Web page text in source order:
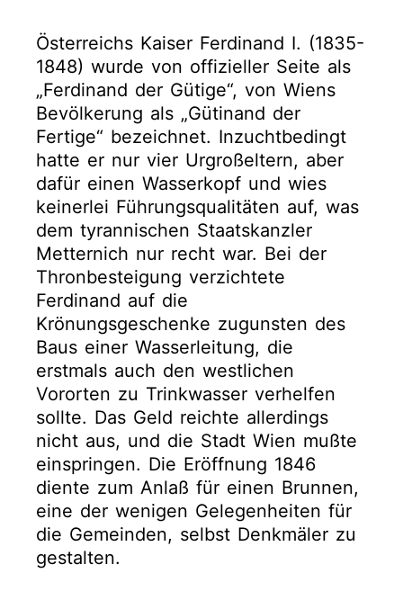
Österreichs Kaiser Ferdinand I. (1835-
1848) wurde von offizieller Seite als
„Ferdinand der Gütige“, von Wiens
Bevölkerung als „Gütinand der
Fertige“ bezeichnet. Inzuchtbedingt
hatte er nur vier Urgroßeltern, aber
dafür einen Wasserkopf und wies
keinerlei Führungsqualitäten auf, was
dem tyrannischen Staatskanzler
Metternich nur recht war. Bei der
Thronbesteigung verzichtete
Ferdinand auf die
Krönungsgeschenke zugunsten des
Baus einer Wasserleitung, die
erstmals auch den westlichen
Vororten zu Trinkwasser verhelfen
sollte. Das Geld reichte allerdings
nicht aus, und die Stadt Wien mußte
einspringen. Die Eröffnung 1846
diente zum Anlaß für einen Brunnen,
eine der wenigen Gelegenheiten für
die Gemeinden, selbst Denkmäler zu
gestalten.